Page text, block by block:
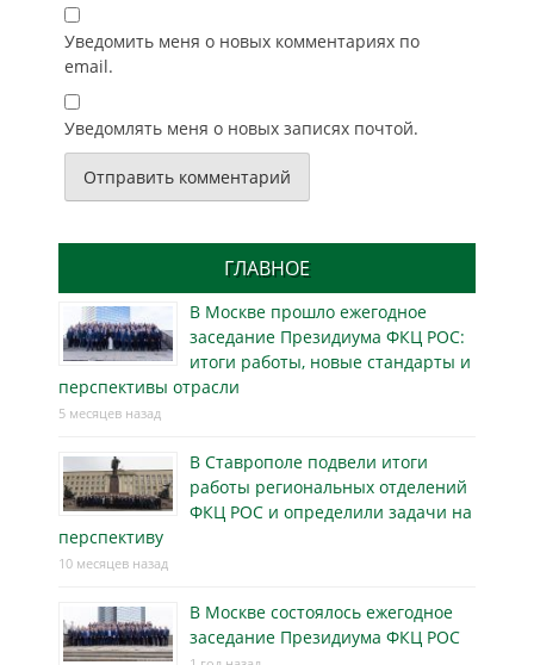
Уведомить меня о новых комментариях по
email.
Уведомлять меня о новых записях почтой.
ГЛАВНОЕ
В Москве прошло ежегодное
заседание Президиума ФКЦ РОС:
итоги работы, новые стандарты и
перспективы отрасли
5 месяцев назад
В Ставрополе подвели итоги
работы региональных отделений
ФКЦ РОС и определили задачи на
перспективу
10 месяцев назад
В Москве состоялось ежегодное
заседание Президиума ФКЦ РОС